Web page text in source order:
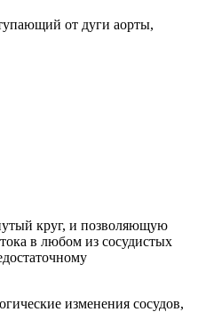
от дуги аорты,
круг, и позволяющую
в любом из сосудистых
изменения сосудов,